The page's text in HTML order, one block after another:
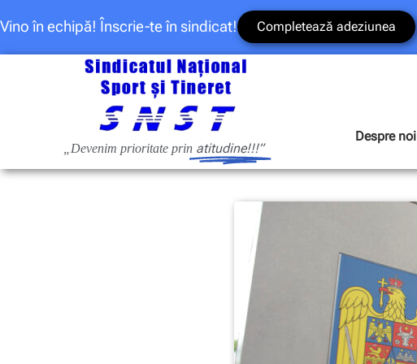
Vino în echipă! Înscrie-te în sindicat! Completează adeziunea
„Devenim prioritate prin atitudine!!!”
Despre noi